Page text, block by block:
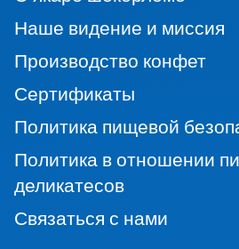
Наше видение и миссия
Производство конфет
Сертификаты
Политика пищевой
Политика в отношении
деликатесов
Связаться с нами